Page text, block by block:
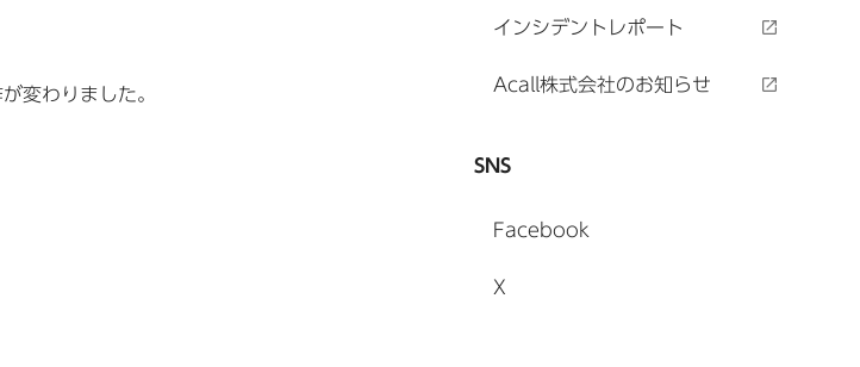
変わりました。
インシデントレポート
Acall株式会社のお知らせ
SNS
Facebook
X